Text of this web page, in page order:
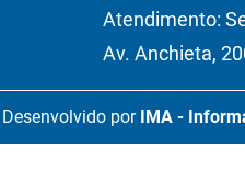
Atendimento:
Av. Anchieta,
Desenvolvido por IMA -